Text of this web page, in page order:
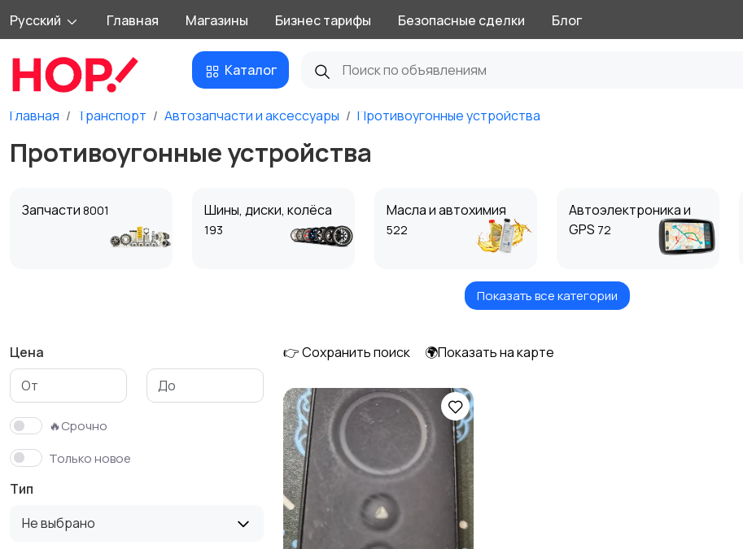
Русский Главная Магазины Бизнес тарифы Безопасные сделки Блог
Каталог
Главная Транспорт Автозапчасти и аксессуары Противоугонные устройства
Противоугонные устройства
Запчасти 8001 Шины, диски, колёса
193
Масла и автохимия
522
Автоэлектроника и
GPS 72
Показать все категории
Цена
🔥Срочно
Только новое
Тип
Не выбрано
👉 Сохранить поиск 🌍Показать на карте